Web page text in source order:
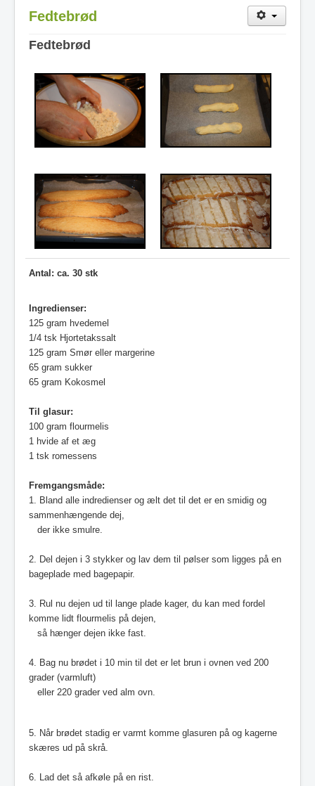
Fedtebrød
Fedtebrød
Antal: ca. 30 stk
Ingredienser:
125 gram hvedemel
1/4 tsk Hjortetakssalt
125 gram Smør eller margerine
65 gram sukker
65 gram Kokosmel
Til glasur:
100 gram flourmelis
1 hvide af et æg
1 tsk romessens
Fremgangsmåde:
1. Bland alle indredienser og ælt det til det er en smidig og
sammenhængende dej,
der ikke smulre.
2. Del dejen i 3 stykker og lav dem til pølser som ligges på en
bageplade med bagepapir.
3. Rul nu dejen ud til lange plade kager, du kan med fordel
komme lidt flourmelis på dejen,
så hænger dejen ikke fast.
4. Bag nu brødet i 10 min til det er let brun i ovnen ved 200
grader (varmluft)
eller 220 grader ved alm ovn.
5. Når brødet stadig er varmt komme glasuren på og kagerne
skæres ud på skrå.
6. Lad det så afkøle på en rist.